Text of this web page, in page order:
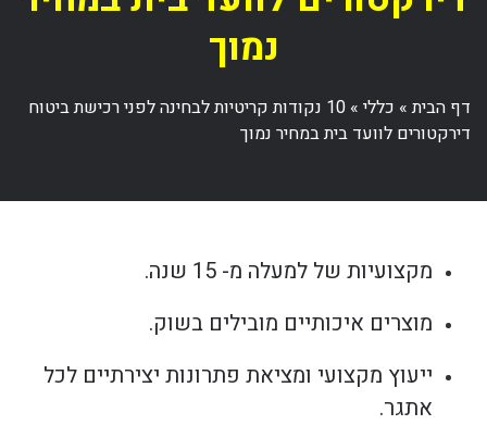
נמוך
דף הבית» כללי»
10 נקודות קריטיות לבחינה לפני רכישת ביטוח
דירקטורים לוועד בית במחיר נמוך
מקצועיות של למעלה מ- 15 שנה.
מוצרים איכותיים מובילים בשוק.
ייעוץ מקצועי ומציאת פתרונות יצירתיים לכל
אתגר.